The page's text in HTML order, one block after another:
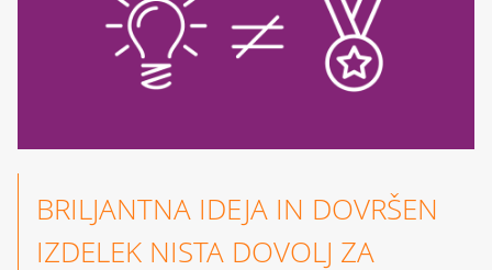
BRILJANTNA IDEJA IN DOVRŠEN
IZDELEK NISTA DOVOLJ ZA